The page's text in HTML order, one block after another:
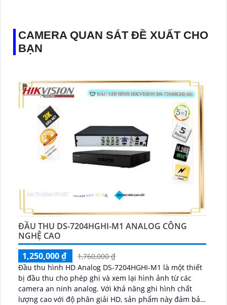
CAMERA QUAN SÁT ĐỀ XUẤT CHO
BẠN
ĐẦU THU DS-7204HGHI-M1 ANALOG CÔNG
NGHỆ CAO
1,250,000 ₫
1,760,000 ₫
Đầu thu hình HD Analog DS-7204HGHI-M1 là một thiết
bị đầu thu cho phép ghi và xem lại hình ảnh từ các
camera an ninh analog. Với khả năng ghi hình chất
lượng cao với độ phân giải HD, sản phẩm này đảm bảo